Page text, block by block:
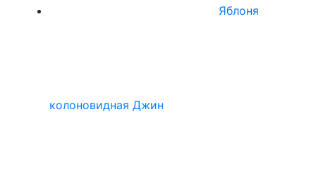
Яблоня
колоновидная Джин